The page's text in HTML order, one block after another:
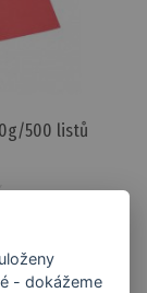
500 listů
- dokážeme